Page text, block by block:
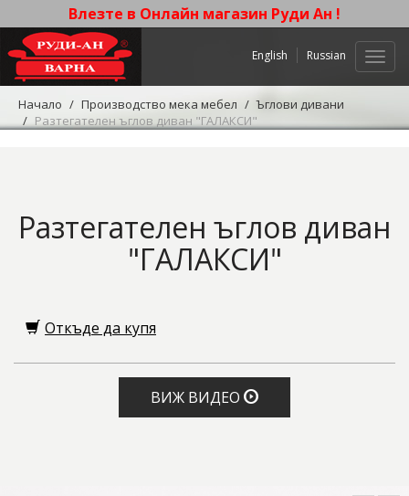
Влезте в Онлайн магазин Руди Ан !
English Russian
Начало Производство мека мебел
Ъглови дивани
Разтегателен ъглов диван "ГАЛАКСИ"
Разтегателен ъглов диван
"ГАЛАКСИ"
Откъде да купя
ВИЖ ВИДЕО